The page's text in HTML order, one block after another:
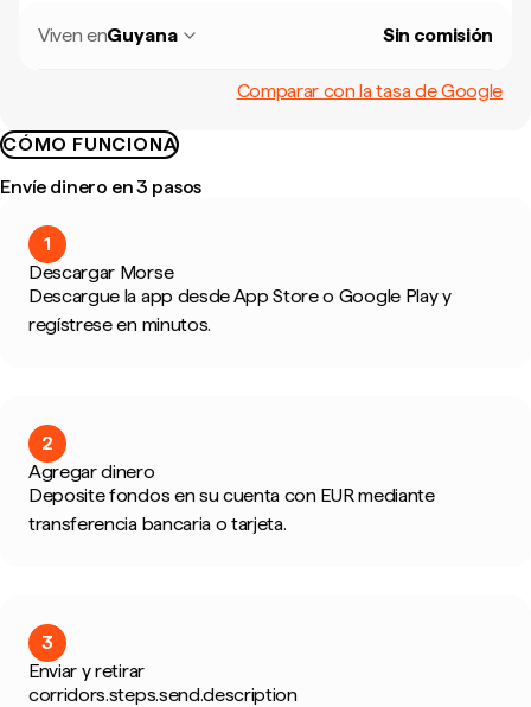
Viven enGuyana Sin comisión
Comparar con la tasa de Google
CÓMO FUNCIONA
Envíe dinero en 3 pasos
1
Descargar Morse
Descargue la app desde App Store o Google Play y
regístrese en minutos.
2
Agregar dinero
Deposite fondos en su cuenta con EUR mediante
transferencia bancaria o tarjeta.
3
Enviar y retirar
corridors.steps.send.description